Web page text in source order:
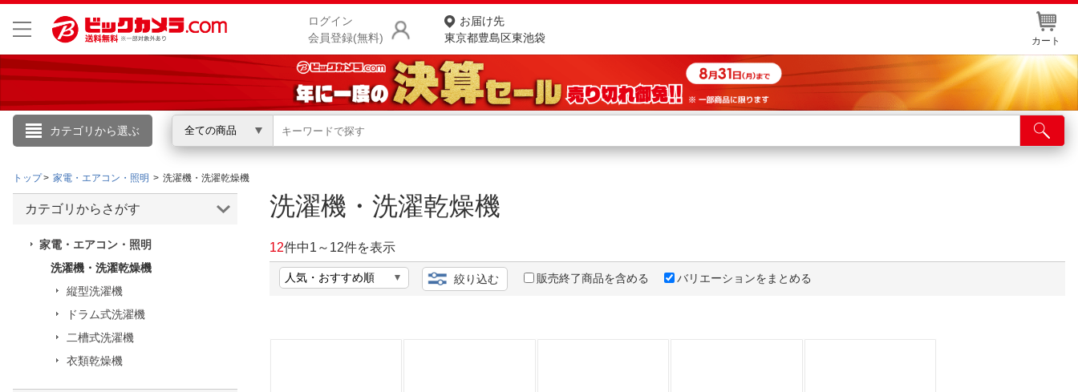
ログイン
会員登録(無料)
お届け先
東京都豊島区東池袋
カート
カテゴリから選ぶ 全ての商品
こんにちは
ログイン
お買いもの履歴
閲覧履歴
カテゴリ一覧からさがす
お取り寄せ品入荷状況照会
トップ 家電・エアコン・照明 洗濯機・洗濯乾燥機
洗濯機・洗濯乾燥機
12件中1 ～ 12件を表示
絞り込む 販売終了商品を含める バリエーションをまとめる
カテゴリからさがす
家電・エアコン・照明
洗濯機・洗濯乾燥機
縦型洗濯機
ドラム式洗濯機
二槽式洗濯機
衣類乾燥機